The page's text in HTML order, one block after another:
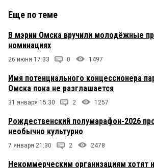
Еще по теме
В мэрии Омска вручили молодёжные
номинациях
26 июня 17:33 0 1497
Имя потенциального концессионера
Омска пока не разглашается
31 января 15:30 2 1257
Рождественский полумарафон-2026
необычно культурно
7 января 21:30 2 2478
Некоммерческим организациям хотят